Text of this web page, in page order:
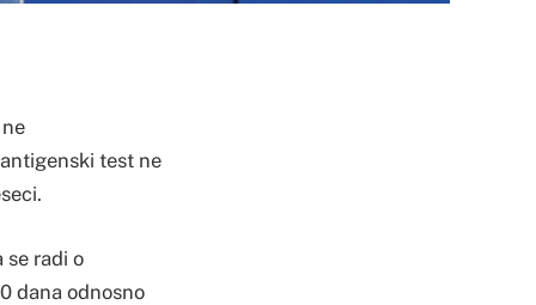
test ne
se radi o
dana odnosno